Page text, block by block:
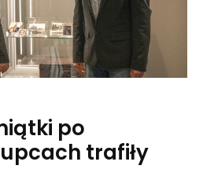
po
trafiły